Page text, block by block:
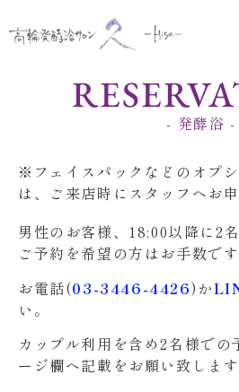
- 発酵浴 -
※フェイスパックなどのオプ
は、ご来店時にスタッフへお
男性のお客様、18:00以降に2
ご予約を希望の方はお手数で
お電話(03-3446-4426)か
い。
カップル利用を含め2名様での
ージ欄へ記載をお願い致します